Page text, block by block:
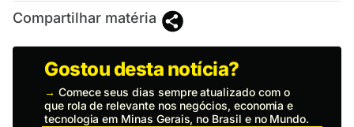
Compartilhar matéria
Gostou desta notícia?
→ Comece seus dias sempre atualizado com o
que rola de relevante nos negócios, economia e
tecnologia em Minas Gerais, no Brasil e no Mundo.